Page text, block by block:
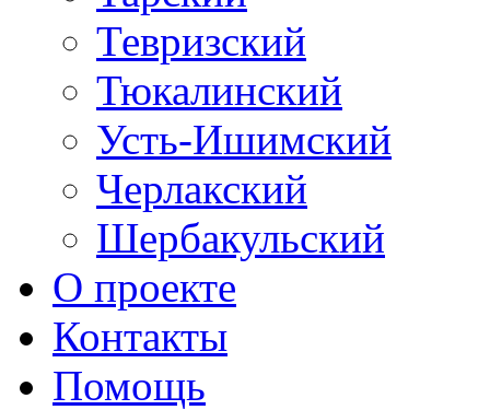
Тевризский
Тюкалинский
Усть-Ишимский
Черлакский
Шербакульский
О проекте
Контакты
Помощь